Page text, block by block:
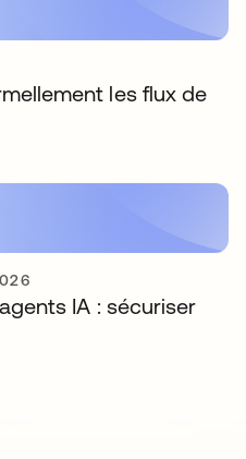
les flux de
IA : sécuriser